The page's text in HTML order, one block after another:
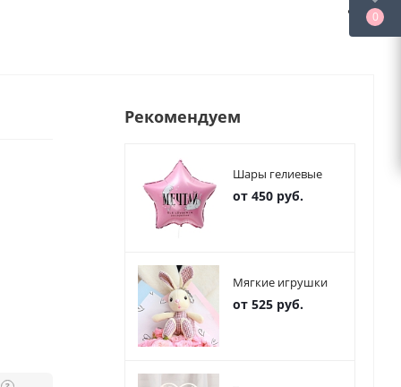
Рекомендуем
Шары гелиевые
от 450 руб.
Мягкие игрушки
от 525 руб.
0